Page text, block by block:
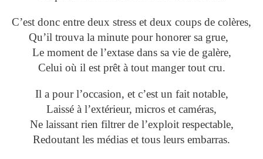
C’est donc entre deux stress et deux coups de colères,
Qu’il trouva la minute pour honorer sa grue,
Le moment de l’extase dans sa vie de galère,
Celui où il est prêt à tout manger tout cru.
Il a pour l’occasion, et c’est un fait notable,
Laissé à l’extérieur, micros et caméras,
Ne laissant rien filtrer de l’exploit respectable,
Redoutant les médias et tous leurs embarras.